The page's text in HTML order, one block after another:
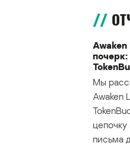
Awaken
Мы
Awaken
письма